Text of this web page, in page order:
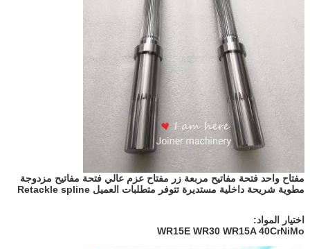
مفتاح واحد فتحة مفاتيح مربعة زر مفتاح عزم عالي فتحة مفاتيح مزدوجة
مطوية شريحة داخلية مستديرة تتوفر متطلبات العميل Retackle spline
اختيار المواد:
WR15E WR30 WR15A 40CrNiMo